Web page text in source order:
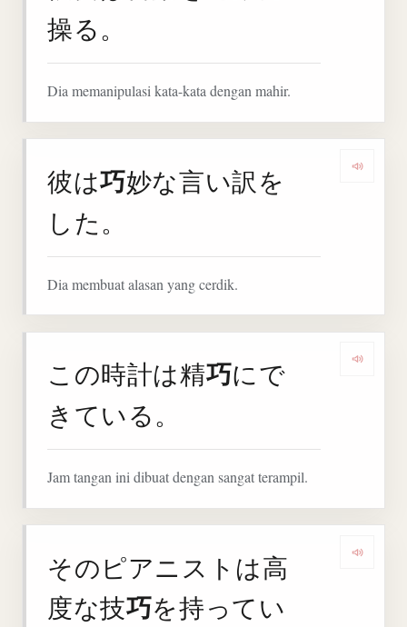
操る。
Dia memanipulasi kata-kata dengan mahir.
彼は巧妙な言い訳を
した。
Dia membuat alasan yang cerdik.
この時計は精巧にで
きている。
Jam tangan ini dibuat dengan sangat terampil.
そのピアニストは高
度な技巧を持ってい